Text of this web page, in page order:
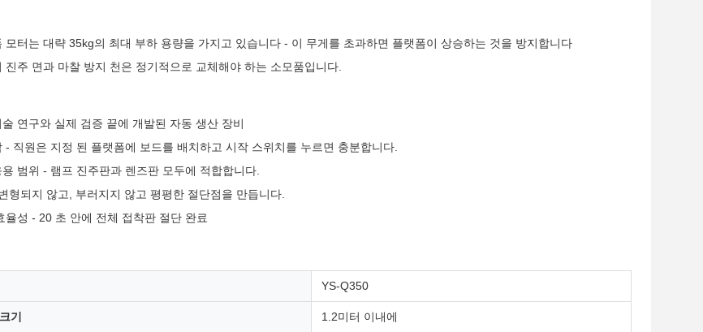
모터는 대략 35kg의 최대 부하 용량을 가지고 있습니다 - 이 무게를 초과하면 플랫폼이 상승하는 것을 방지합니다
진주 면과 마찰 방지 천은 정기적으로 교체해야 하는 소모품입니다.
연구와 실제 검증 끝에 개발된 자동 생산 장비
- 직원은 지정 된 플랫폼에 보드를 배치하고 시작 스위치를 누르면 충분합니다.
범위 - 램프 진주판과 렌즈판 모두에 적합합니다.
형되지 않고, 부러지지 않고 평평한 절단점을 만듭니다.
율성 - 20 초 안에 전체 접착판 절단 완료
YS-Q350
기 1.2미터 이내에